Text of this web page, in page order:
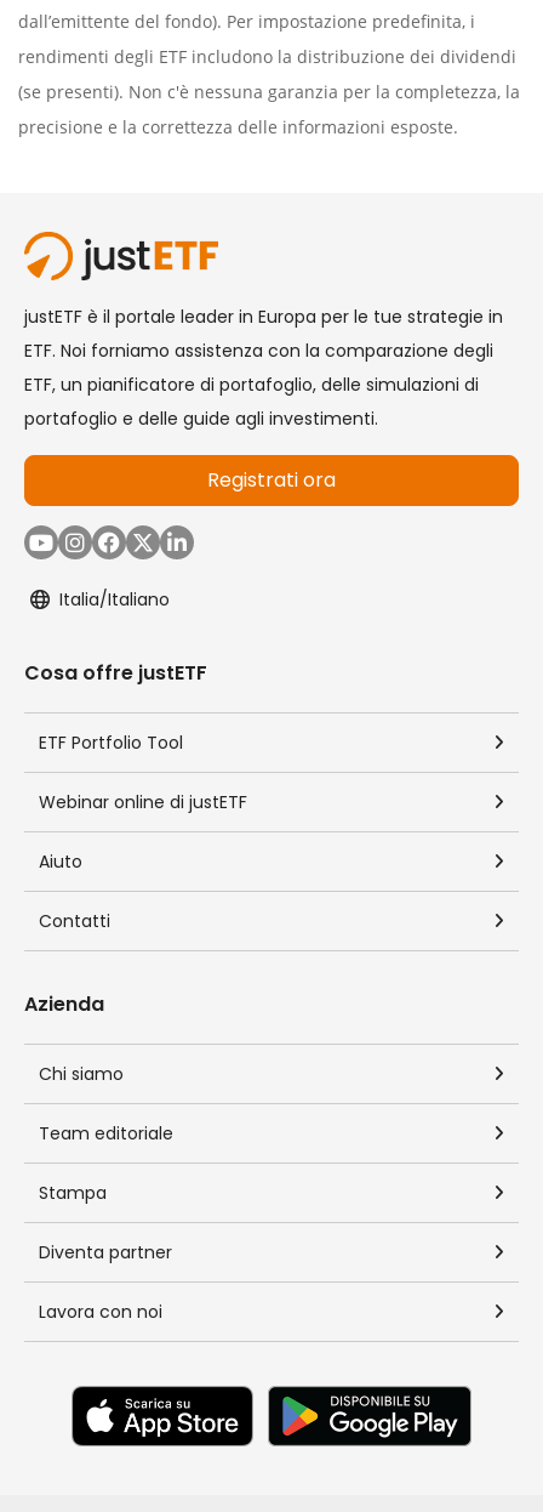
dall’emittente del fondo). Per impostazione predefinita, i
rendimenti degli ETF includono la distribuzione dei dividendi
(se presenti). Non c'è nessuna garanzia per la completezza, la
precisione e la correttezza delle informazioni esposte.